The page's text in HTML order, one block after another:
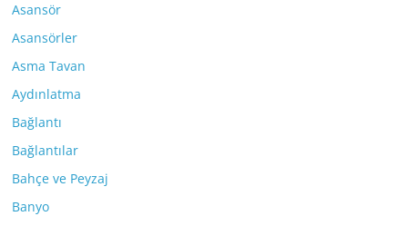
Asansör
Asansörler
Asma Tavan
Aydınlatma
Bağlantı
Bağlantılar
Bahçe ve Peyzaj
Banyo